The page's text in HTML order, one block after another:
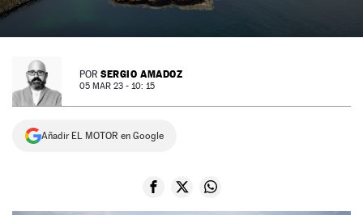
SÍGUENOS
POR SERGIO AMADOZ
05 MAR 23 - 10: 15
Añadir EL MOTOR en Google